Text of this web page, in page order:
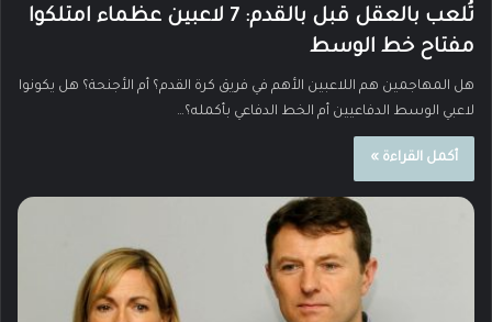
تُلعب بالعقل قبل بالقدم: 7 لاعبين عظماء امتلكوا
مفتاح خط الوسط
هل المهاجمين هم اللاعبين الأهم في فريق كرة القدم؟ أم الأجنحة؟ هل يكونوا
لاعبي الوسط الدفاعيين أم الخط الدفاعي بأكمله؟…
أكمل القراءة »